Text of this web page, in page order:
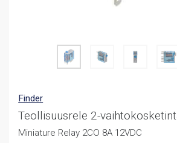
Finder
Teollisuusrele 2-
Miniature Relay 2CO 8A 12VDC